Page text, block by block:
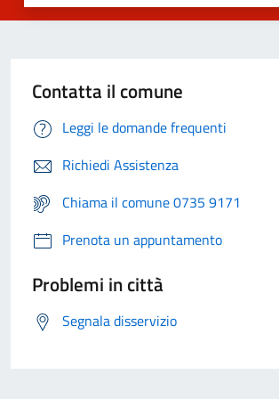
Contatta il comune
Leggi le domande frequenti
Richiedi Assistenza
Chiama il comune 0735 9171
Prenota un appuntamento
Problemi in città
Segnala disservizio